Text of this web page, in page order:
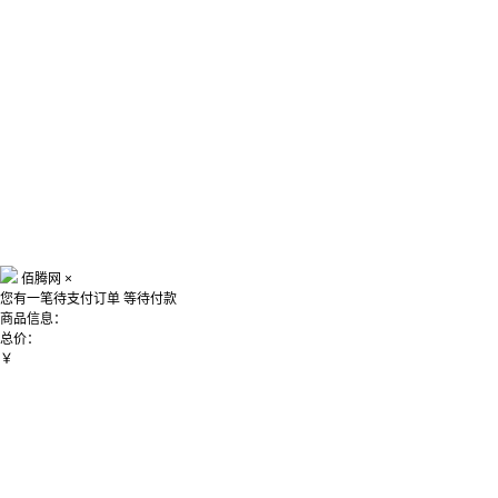
佰腾网 ×
您有一笔待支付订单 等待付款
商品信息：
总价：
￥